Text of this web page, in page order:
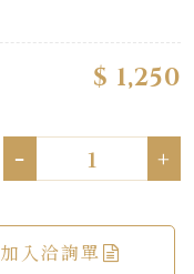
$ 1,250
- +
加入洽詢單